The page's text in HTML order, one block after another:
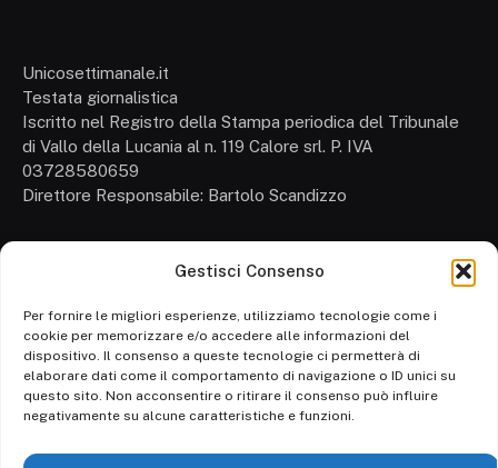
Gestisci Consenso
Per fornire le migliori esperienze, utilizziamo tecnologie come i
cookie per memorizzare e/o accedere alle informazioni del
dispositivo. Il consenso a queste tecnologie ci permetterà di
elaborare dati come il comportamento di navigazione o ID unici su
questo sito. Non acconsentire o ritirare il consenso può influire
negativamente su alcune caratteristiche e funzioni.
Unicosettimanale.it
Testata giornalistica
Iscritto nel Registro della Stampa periodica del Tribunale
di Vallo della Lucania al n. 119 Calore srl. P. IVA
03728580659
Direttore Responsabile: Bartolo Scandizzo
Attualità
Politica
Cronaca
Economia